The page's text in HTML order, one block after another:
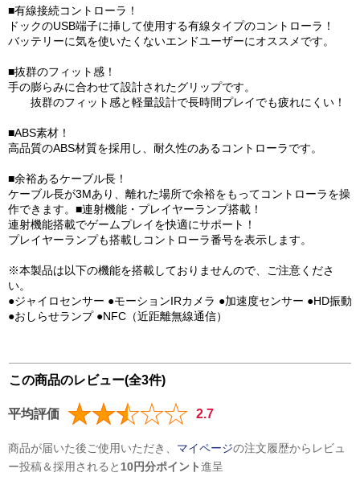
■有線接続コントローラ！
ドックのUSB端子に挿して使用する有線タイプのコントローラ！
バッテリーに気を使いたくないエンドユーザーにオススメです。
■抜群のフィット感！
手の膨らみに合わせて設計されたグリップです。
抜群のフィット感と軽量設計で長時間プレイでも疲れにくい！
■ABS素材！
高品質のABS材質を採用し、耐久性のあるコントローラです。
■余裕あるケーブル長！
ケーブル長が3Mあり、離れた場所で余裕をもってコントローラを操
作できます。■連射機能・プレイヤーランプ搭載！
連射機能搭載でゲームプレイを快適にサポート！
プレイヤーランプも搭載しコントローラ番号を表示します。
※本製品は以下の機能を搭載しておりませんので、ご注意くださ
い。
●ジャイロセンサー ●モーションIRカメラ ●加速度センサー ●HD振動
●おしらせランプ ●NFC（近距離無線通信）
この商品のレビュー(全3件)
平均評価 2.7
商品が届いた後ご使用いただき、 マイページの注文履歴からレビュ
ー投稿＆採用されると 10円分ポイント進呈